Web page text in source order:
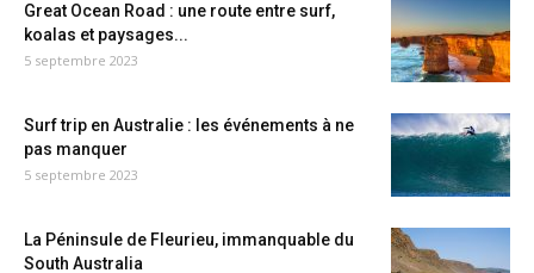
Great Ocean Road : une route entre surf,
koalas et paysages...
5 septembre 2023
Surf trip en Australie : les événements à ne
pas manquer
5 septembre 2023
La Péninsule de Fleurieu, immanquable du
South Australia